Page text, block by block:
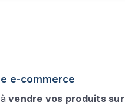
e-commerce
vendre vos produits sur